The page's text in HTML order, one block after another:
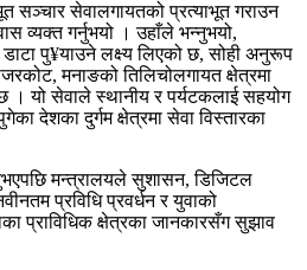
सञ्चार सेवालगायतको प्रत्याभूत गराउन
व्यक्त गर्नुभयो । उहाँले भन्नुभयो,
डाटा पु¥याउने लक्ष्य लिएको छ, सोही अनुरूप
मनाङको तिलिचोलगायत क्षेत्रमा
यो सेवाले स्थानीय र पर्यटकलाई सहयोग
देशका दुर्गम क्षेत्रमा सेवा विस्तारका
मन्त्रालयले सुशासन, डिजिटल
प्रविधि प्रवर्धन र युवाको
प्राविधिक क्षेत्रका जानकारसँग सुझाव